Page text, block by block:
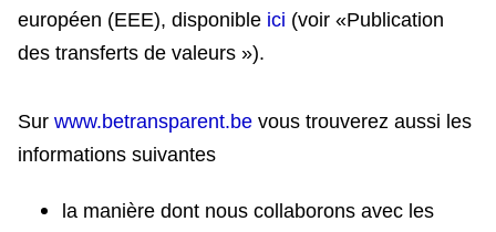
européen (EEE), disponible ici (voir «Publication
des transferts de valeurs »).
Sur www.betransparent.be vous trouverez aussi les
informations suivantes
la manière dont nous collaborons avec les